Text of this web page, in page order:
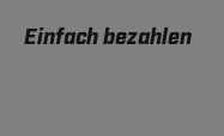
Einfach bezahlen